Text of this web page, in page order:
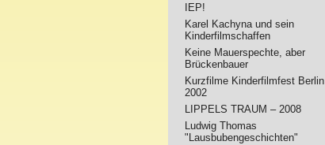
IEP!
Karel Kachyna und sein
Kinderfilmschaffen
Keine Mauerspechte, aber
Brückenbauer
Kurzfilme Kinderfilmfest Berlin
2002
LIPPELS TRAUM – 2008
Ludwig Thomas
"Lausbubengeschichten"